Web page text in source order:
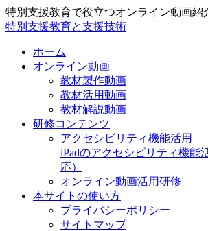
特別支援教育で役立つオンライン動画紹
特別支援教育と支援技術
ホーム
オンライン動画
教材製作動画
教材活用動画
教材解説動画
研修コンテンツ
アクセシビリティ機能活用
iPadのアクセシビリティ機能
応）
オンライン動画活用研修
本サイトの使い方
プライバシーポリシー
サイトマップ